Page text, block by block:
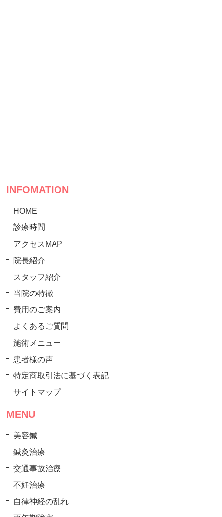
INFOMATION
HOME
診療時間
アクセスMAP
院長紹介
スタッフ紹介
当院の特徴
費用のご案内
よくあるご質問
施術メニュー
患者様の声
特定商取引法に基づく表記
サイトマップ
MENU
美容鍼
鍼灸治療
交通事故治療
不妊治療
自律神経の乱れ